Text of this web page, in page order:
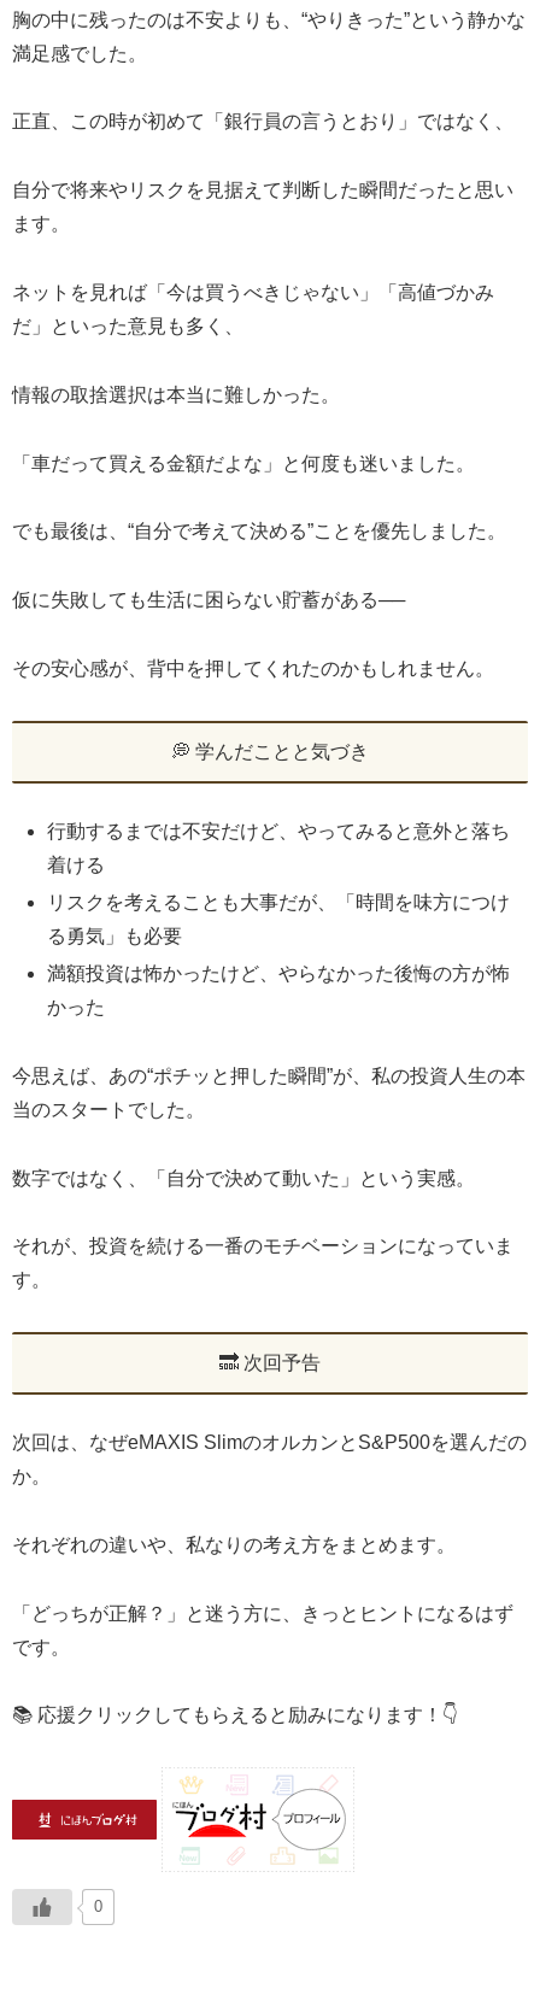
胸の中に残ったのは不安よりも、“やりきった”という静かな
満足感でした。
正直、この時が初めて「銀行員の言うとおり」ではなく、
自分で将来やリスクを見据えて判断した瞬間だったと思い
ます。
ネットを見れば「今は買うべきじゃない」「高値づかみ
だ」といった意見も多く、
情報の取捨選択は本当に難しかった。
「車だって買える金額だよな」と何度も迷いました。
でも最後は、“自分で考えて決める”ことを優先しました。
仮に失敗しても生活に困らない貯蓄がある──
その安心感が、背中を押してくれたのかもしれません。
💭 学んだことと気づき
行動するまでは不安だけど、やってみると意外と落ち
着ける
リスクを考えることも大事だが、「時間を味方につけ
る勇気」も必要
満額投資は怖かったけど、やらなかった後悔の方が怖
かった
今思えば、あの“ポチッと押した瞬間”が、私の投資人生の本
当のスタートでした。
数字ではなく、「自分で決めて動いた」という実感。
それが、投資を続ける一番のモチベーションになっていま
す。
🔜 次回予告
次回は、なぜeMAXIS SlimのオルカンとS&P500を選んだの
か。
それぞれの違いや、私なりの考え方をまとめます。
「どっちが正解？」と迷う方に、きっとヒントになるはず
です。
📚 応援クリックしてもらえると励みになります！👇
0